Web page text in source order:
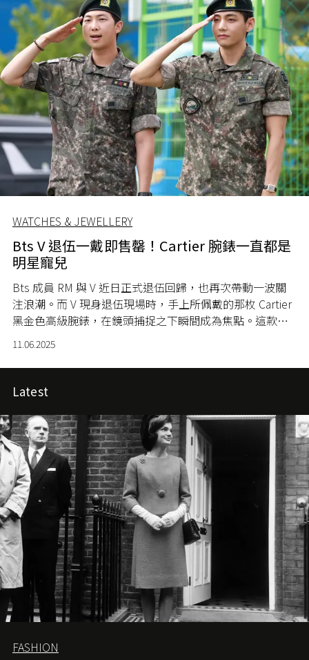
WATCHES & JEWELLERY
Bts V 退伍一戴即售罄！Cartier 腕錶一直都是
明星寵兒
Bts 成員 RM 與 V 近日正式退伍回歸，也再次帶動一波關
注浪潮。而 V 現身退伍現場時，手上所佩戴的那枚 Cartier
黑金色高級腕錶，在鏡頭捕捉之下瞬間成為焦點。這款腕
明了 V 的帶貨實力。
11.06.2025
Latest
FASHION